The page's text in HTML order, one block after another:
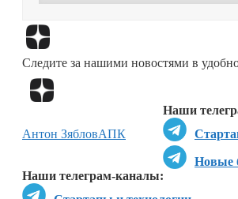
Следите за нашими новостями в
Наши
Новые
Наши телеграм-каналы:
Антон ЗябловАПК